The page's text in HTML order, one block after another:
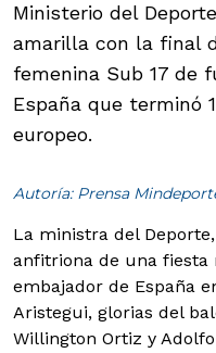
Ministerio del
amarilla con la final
femenina Sub 17 de
España que terminó
europeo.
Autoría: Prensa
La ministra del
anfitriona de una fiesta
embajador de España
Aristegui, glorias del
Willington Ortiz y